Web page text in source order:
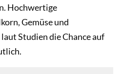
Hochwertige
Gemüse und
Studien die Chance auf